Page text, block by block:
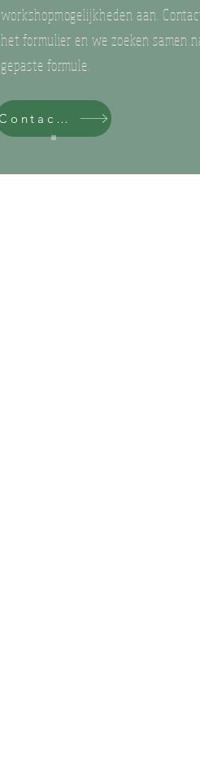
workshopmogelijkheden aan.
het formulier en we zoeken samen
gepaste formule.
Contactformulier